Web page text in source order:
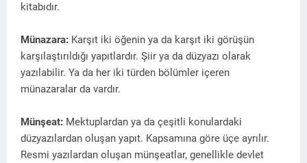
kitabıdır.
Münazara: Karşıt iki öğenin ya da karşıt iki görüşün
karşılaştırıldığı yapıtlardır. Şiir ya da düzyazı olarak
yazılabilir. Ya da her iki türden bölümler içeren
münazaralar da vardır.
Münşeat: Mektuplardan ya da çeşitli konulardaki
düzyazılardan oluşan yapıt. Kapsamına göre üçe ayrılır.
Resmi yazılardan oluşan münşeatlar, genellikle devlet